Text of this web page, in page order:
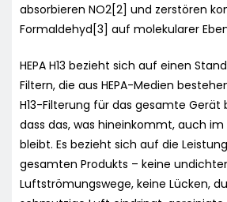
absorbieren NO2[2] und zerstören
Formaldehyd[3] auf molekularer
HEPA H13 bezieht sich auf einen
Filtern, die aus HEPA-Medien
H13-Filterung für das gesamte Gerät
dass das, was hineinkommt, auch im
bleibt. Es bezieht sich auf die
gesamten Produkts – keine
Luftströmungswege, keine Lücken,